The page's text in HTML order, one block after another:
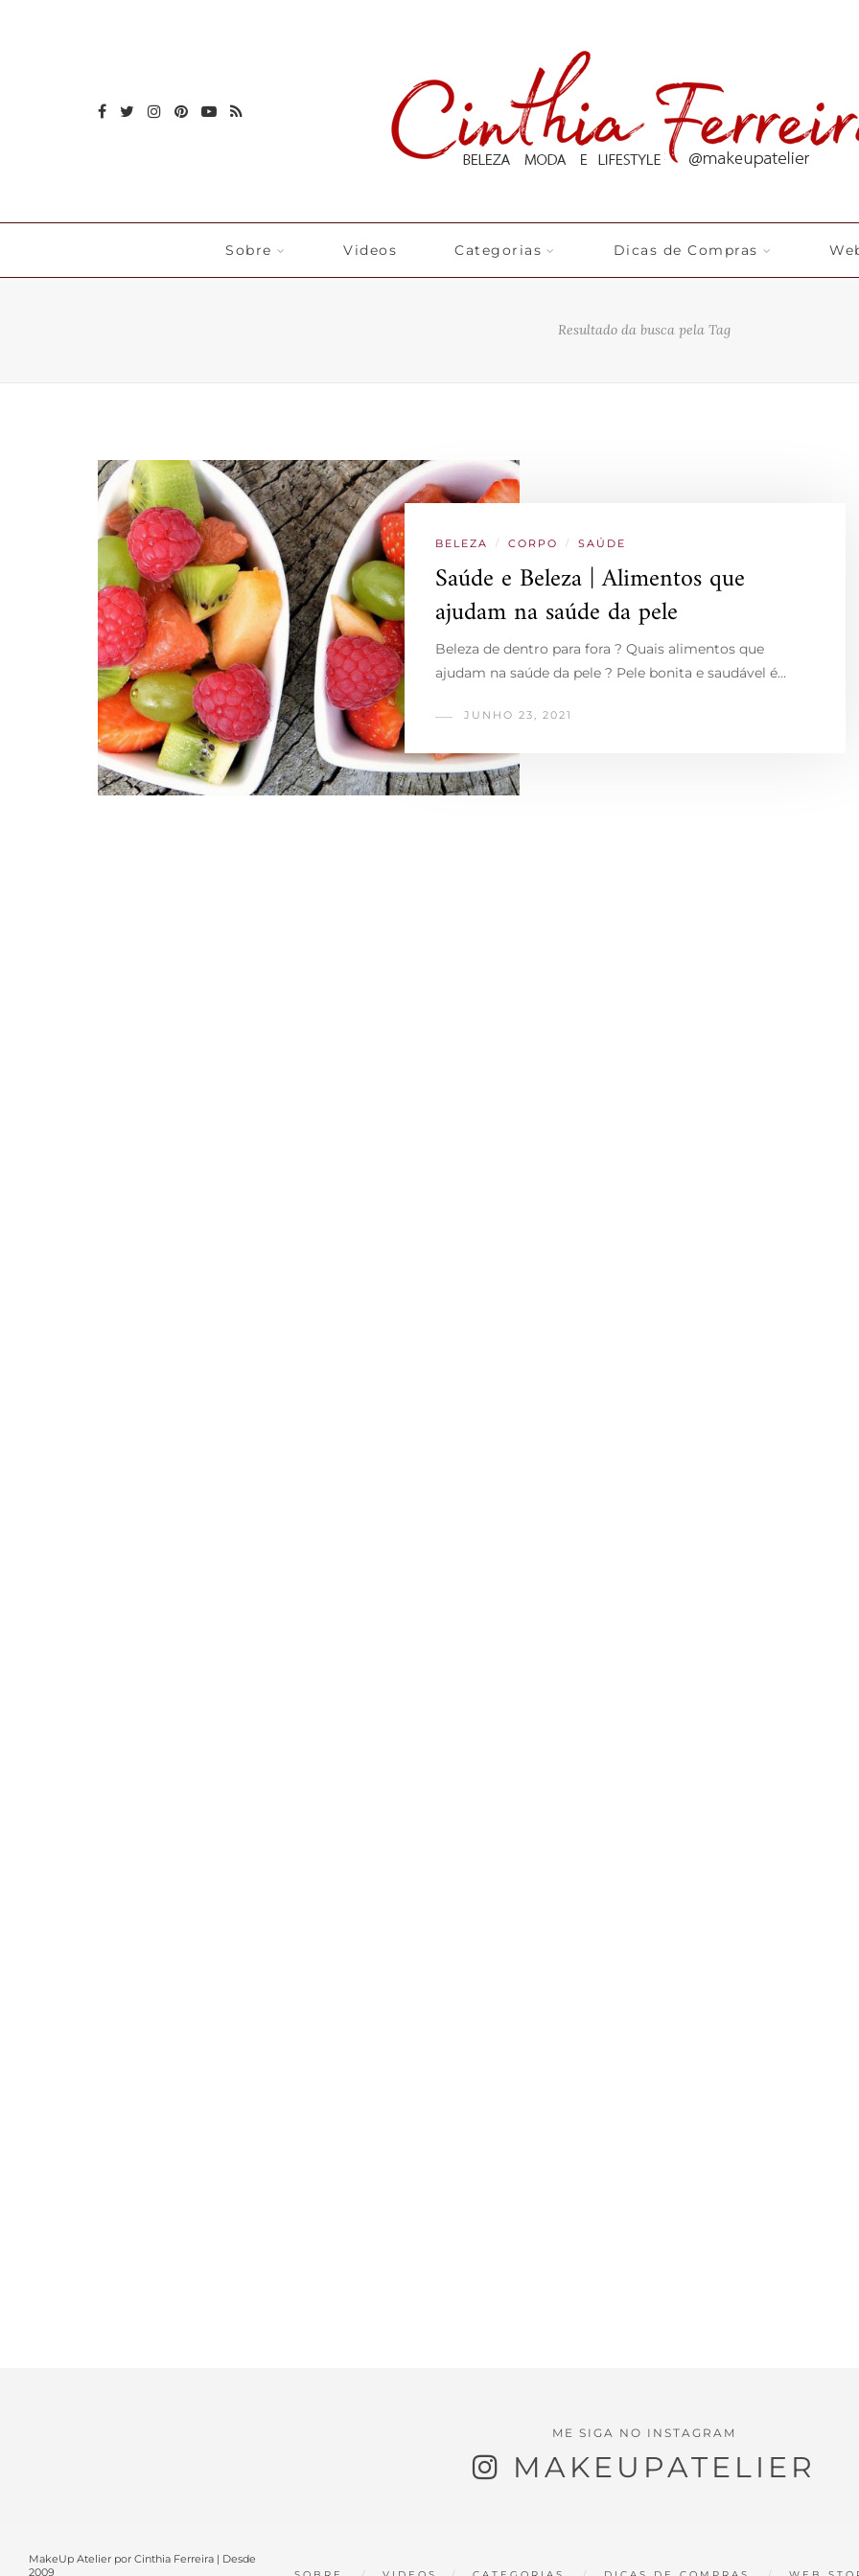
Sobre Videos Categorias Dicas de Compras
Resultado da busca pela Tag
BELEZA / CORPO / SAÚDE
Saúde e Beleza | Alimentos que
ajudam na saúde da pele
Beleza de dentro para fora ? Quais alimentos que
ajudam na saúde da pele ? Pele bonita e saudável é…
JUNHO 23, 2021
ME SIGA NO INSTAGRAM
MAKEUPATELIER
MakeUp Atelier por Cinthia Ferreira | Desde
2009